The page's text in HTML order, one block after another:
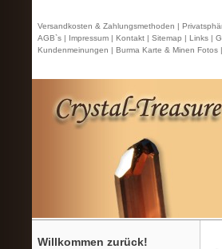
Versandkosten & Zahlungsmethoden |
AGB`s | Impressum | Kontakt | Sitemap | Links |
Kundenmeinungen | Burma Karte & Minen Fotos |
Willkommen zurück!